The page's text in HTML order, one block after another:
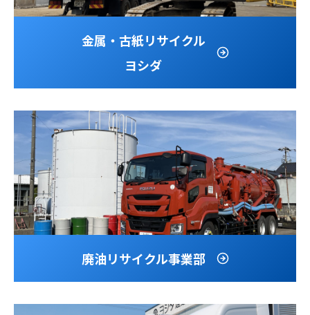
金属・古紙リサイクル
ヨシダ
廃油リサイクル事業部